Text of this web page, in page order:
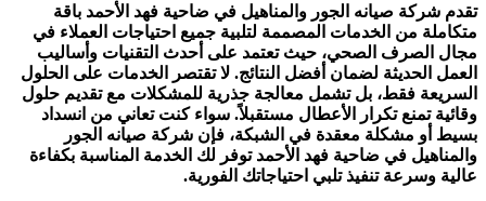
تقدم شركة صيانه الجور والمناهيل في ضاحية فهد الأحمد باقة
متكاملة من الخدمات المصممة لتلبية جميع احتياجات العملاء في
مجال الصرف الصحي، حيث تعتمد على أحدث التقنيات وأساليب
العمل الحديثة لضمان أفضل النتائج. لا تقتصر الخدمات على الحلول
السريعة فقط، بل تشمل معالجة جذرية للمشكلات مع تقديم حلول
وقائية تمنع تكرار الأعطال مستقبلاً. سواء كنت تعاني من انسداد
بسيط أو مشكلة معقدة في الشبكة، فإن شركة صيانه الجور
والمناهيل في ضاحية فهد الأحمد توفر لك الخدمة المناسبة بكفاءة
عالية وسرعة تنفيذ تلبي احتياجاتك الفورية.